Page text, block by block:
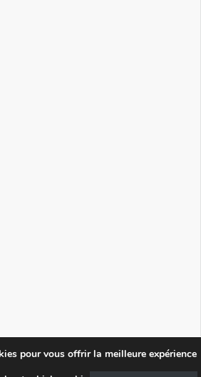
pour vous offrir la meilleure expérience